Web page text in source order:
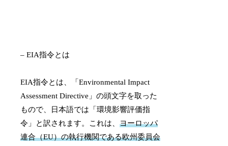
– EIA指令とは
EIA指令とは、「Environmental Impact
Assessment Directive」の頭文字を取った
もので、日本語では「環境影響評価指
令」と訳されます。これは、ヨーロッパ
連合（EU）の執行機関である欧州委員会